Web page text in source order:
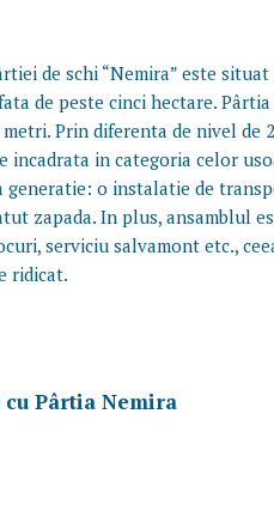
de schi “Nemira” este
de peste cinci hectare.
Prin diferenta de nivel de
incadrata in categoria celor
o instalatie de
zapada. In plus, ansamblul
serviciu salvamont etc.,
ridicat.
cu Pârtia Nemira